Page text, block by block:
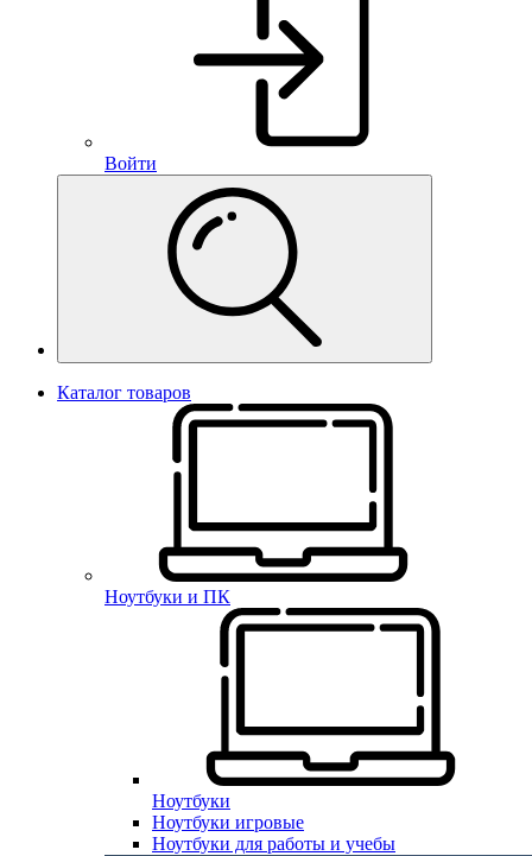
Войти
Каталог товаров
Ноутбуки и ПК
Ноутбуки
Ноутбуки игровые
Ноутбуки для работы и учебы